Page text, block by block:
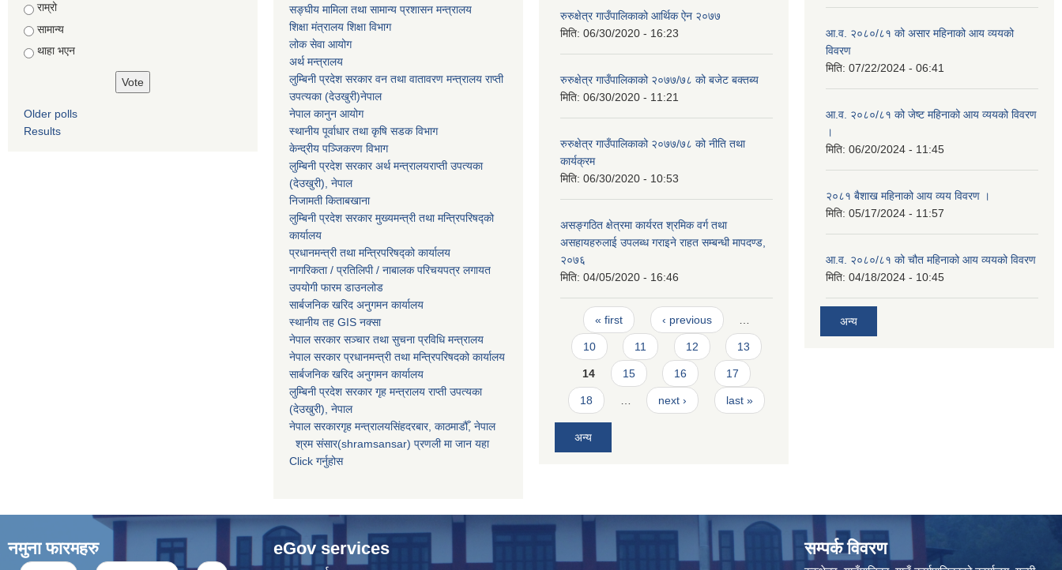
राम्रो
सामान्य
थाहा भएन
Older polls
Results
सङ्घीय मामिला तथा सामान्य प्रशासन मन्त्रालय
शिक्षा मंत्रालय शिक्षा विभाग
लोक सेवा आयोग
अर्थ मन्त्रालय
लुम्बिनी प्रदेश सरकार वन तथा वातावरण मन्त्रालय राप्ती
उपत्यका (देउखुरी)नेपाल
नेपाल कानुन आयोग
स्थानीय पूर्वाधार तथा कृषि सडक विभाग
केन्द्रीय पञ्जिकरण विभाग
लुम्बिनी प्रदेश सरकार अर्थ मन्त्रालयराप्ती उपत्यका
(देउखुरी), नेपाल
निजामती किताबखाना
लुम्बिनी प्रदेश सरकार मुख्यमन्त्री तथा मन्त्रिपरिषद्को
कार्यालय
प्रधानमन्त्री तथा मन्त्रिपरिषद्को कार्यालय
नागरिकता / प्रतिलिपी / नाबालक परिचयपत्र लगायत
उपयोगी फारम डाउनलोड
सार्बजनिक खरिद अनुगमन कार्यालय
स्थानीय तह GIS नक्सा
नेपाल सरकारसञ्चार तथा सुचना प्रविधि मन्त्रालय
नेपाल सरकार प्रधानमन्त्री तथा मन्त्रिपरिषदको कार्यालय
सार्बजनिक खरिद अनुगमन कार्यालय
लुम्बिनी प्रदेश सरकार गृह मन्त्रालय राप्ती उपत्यका
(देउखुरी), नेपाल
नेपाल सरकारगृह मन्त्रालयसिंहदरबार, काठमाडौँ, नेपाल
श्रम संसार(shramsansar) प्रणली मा जान यहा
Click गर्नुहोस
रुरुक्षेत्र गाउँपालिकाको आर्थिक ऐन २०७७
मिति: 06/30/2020 - 16:23
रुरुक्षेत्र गाउँपालिकाको २०७७/७८ को बजेट बक्तब्य
मिति: 06/30/2020 - 11:21
रुरुक्षेत्र गाउँपालिकाको २०७७/७८ को नीति तथा
कार्यक्रम
मिति: 06/30/2020 - 10:53
असङ्गठित क्षेत्रमा कार्यरत श्रमिक वर्ग तथा
असहायहरुलाई उपलब्ध गराइने राहत सम्बन्धी मापदण्ड,
२०७६
मिति: 04/05/2020 - 16:46
Pages
« first ‹ previous
10 11 12 13
14 15 16 17
18 next › last »
अन्य
आ.व. २०८०/८१ को असार महिनाको आय व्ययको
विवरण
मिति: 07/22/2024 - 06:41
आ.व. २०८०/८१ को जेष्ट महिनाको आय व्ययको विवरण
।
मिति: 06/20/2024 - 11:45
२०८१ बैशाख महिनाको आय व्यय विवरण ।
मिति: 05/17/2024 - 11:57
आ.व. २०८०/८१ को चौत महिनाको आय व्ययको विवरण
मिति: 04/18/2024 - 10:45
अन्य
नमुना फारमहरु eGov services सम्पर्क विवरण